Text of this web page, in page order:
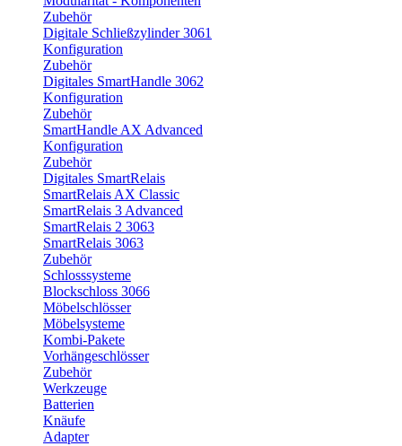
Zubehör
Digitale Schließzylinder 3061
Konfiguration
Zubehör
Digitales SmartHandle 3062
Konfiguration
Zubehör
SmartHandle AX Advanced
Konfiguration
Zubehör
Digitales SmartRelais
SmartRelais AX Classic
SmartRelais 3 Advanced
SmartRelais 2 3063
SmartRelais 3063
Zubehör
Schlosssysteme
Blockschloss 3066
Möbelschlösser
Möbelsysteme
Kombi-Pakete
Vorhängeschlösser
Zubehör
Werkzeuge
Batterien
Knäufe
Adapter